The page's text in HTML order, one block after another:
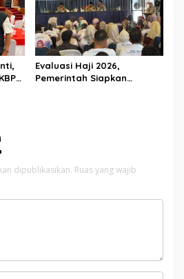
Evaluasi Haji 2026,
Pemerintah Siapkan
dipublikasikan. Ruas yang wajib